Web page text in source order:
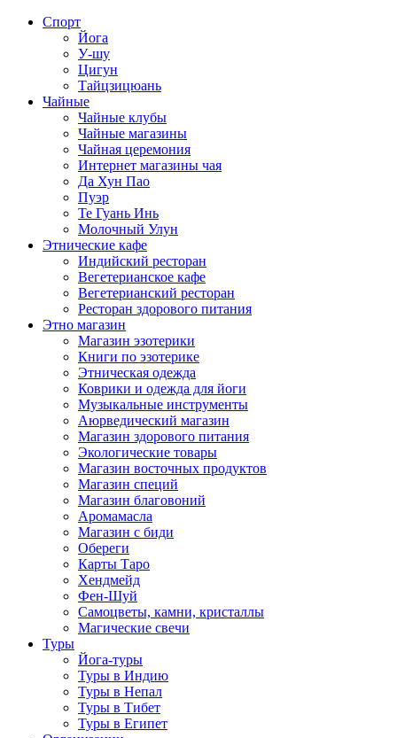
Спорт
Йога
У-шу
Цигун
Тайцзицюань
Чайные
Чайные клубы
Чайные магазины
Чайная церемония
Интернет магазины чая
Да Хун Пао
Пуэр
Те Гуань Инь
Молочный Улун
Этнические кафе
Индийский ресторан
Вегетерианское кафе
Вегетерианский ресторан
Ресторан здорового питания
Этно магазин
Магазин эзотерики
Книги по эзотерике
Этническая одежда
Коврики и одежда для йоги
Музыкальные инструменты
Аюрведический магазин
Магазин здорового питания
Экологические товары
Магазин восточных продуктов
Магазин специй
Магазин благовоний
Аромамасла
Магазин с биди
Обереги
Карты Таро
Хендмейд
Фен-Шуй
Самоцветы, камни, кристаллы
Магические свечи
Туры
Йога-туры
Туры в Индию
Туры в Непал
Туры в Тибет
Туры в Египет